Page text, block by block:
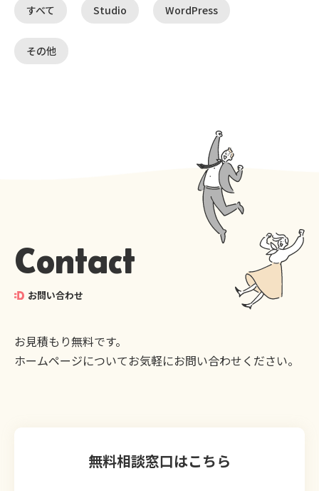
すべて Studio WordPress
その他
Contact
お問い合わせ
お見積もり無料です。
ホームページについてお気軽にお問い合わせください。
無料相談窓口はこちら